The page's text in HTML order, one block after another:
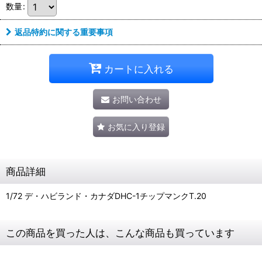
数量:
返品特約に関する重要事項
カートに入れる
お問い合わせ
お気に入り登録
商品詳細
1/72 デ・ハビランド・カナダDHC-1チップマンクT.20
この商品を買った人は、こんな商品も買っています